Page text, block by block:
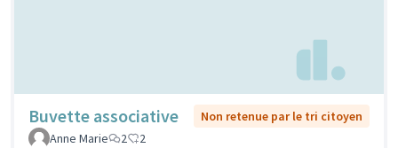
Buvette associative
Non retenue par le tri citoyen
Anne Marie
2 2